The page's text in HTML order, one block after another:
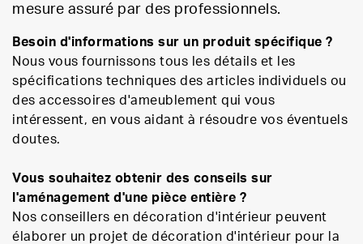
mesure assuré par des professionnels.
Besoin d'informations sur un produit spécifique ?
Nous vous fournissons tous les détails et les
spécifications techniques des articles individuels ou
des accessoires d'ameublement qui vous
intéressent, en vous aidant à résoudre vos éventuels
doutes.
Vous souhaitez obtenir des conseils sur
l'aménagement d'une pièce entière ?
Nos conseillers en décoration d'intérieur peuvent
élaborer un projet de décoration d'intérieur pour la